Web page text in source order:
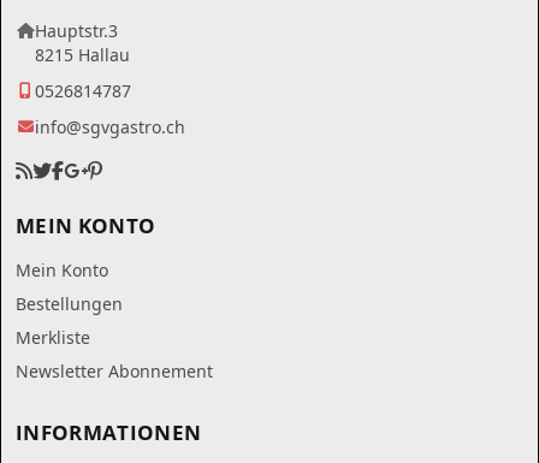
Hauptstr.3
8215 Hallau
0526814787
info@sgvgastro.ch
MEIN KONTO
Mein Konto
Bestellungen
Merkliste
Newsletter Abonnement
INFORMATIONEN